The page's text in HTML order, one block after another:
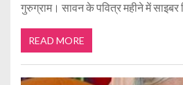
गुरुग्राम। सावन के पवित्र महीने में साइबर
READ MORE